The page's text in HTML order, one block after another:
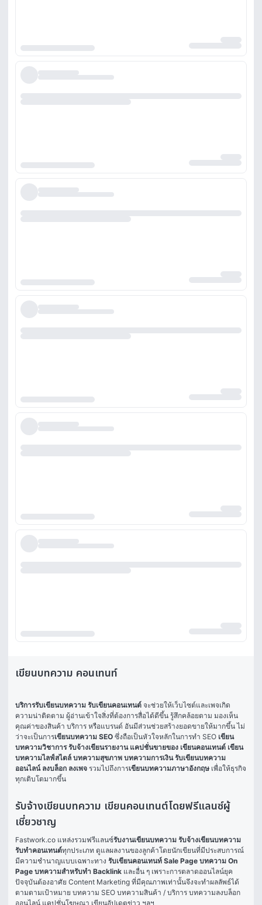
เขียนบทความ คอนเทนท์
บริการรับเขียนบทความ รับเขียนคอนเทนต์ จะช่วยให้เว็บไซต์และเพจเกิด
ความน่าติดตาม ผู้อ่านเข้าใจสิ่งที่ต้องการสื่อได้ดีขึ้น รู้สึกคล้อยตาม มองเห็น
คุณค่าของสินค้า บริการ หรือแบรนด์ อันมีส่วนช่วยสร้างยอดขายให้มากขึ้น ไม่
ว่าจะเป็นการเขียนบทความ SEO ซึ่งถือเป็นหัวใจหลักในการทำ SEO เขียน
บทความวิชาการ รับจ้างเขียนรายงาน แคปชั่นขายของ เขียนคอนเทนต์ เขียน
บทความไลฟ์สไตล์ บทความสุขภาพ บทความการเงิน รับเขียนบทความ
ออนไลน์ ลงบล็อก ลงเพจ รวมไปถึงการเขียนบทความภาษาอังกฤษ เพื่อให้ธุรกิจ
ทุกเติบโตมากขึ้น
รับจ้างเขียนบทความ เขียนคอนเทนต์โดยฟรีแลนซ์ผู้
เชี่ยวชาญ
Fastwork.co แหล่งรวมฟรีแลนซ์รับงานเขียนบทความ รับจ้างเขียนบทความ
รับทำคอนเทนต์ทุกประเภท ดูแลผลงานของลูกค้าโดยนักเขียนที่มีประสบการณ์
มีความชำนาญแบบเฉพาะทาง รับเขียนคอนเทนท์ Sale Page บทความ On
Page บทความสำหรับทำ Backlink และอื่น ๆ เพราะการตลาดออนไลน์ยุค
ปัจจุบันต้องอาศัย Content Marketing ที่มีคุณภาพเท่านั้นจึงจะทำผลลัพธ์ได้
ตามตามเป้าหมาย บทความ SEO บทความสินค้า / บริการ บทความลงบล็อก
ออนไลน์ แคปชั่นโฆษณา เขียนอัปเดตข่าว ฯลฯ